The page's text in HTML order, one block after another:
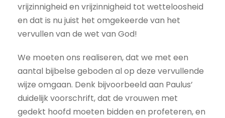
vrijzinnigheid en vrijzinnigheid tot wetteloosheid
en dat is nu juist het omgekeerde van het
vervullen van de wet van God!
We moeten ons realiseren, dat we met een
aantal bijbelse geboden al op deze vervullende
wijze omgaan. Denk bijvoorbeeld aan Paulus’
duidelijk voorschrift, dat de vrouwen met
gedekt hoofd moeten bidden en profeteren, en